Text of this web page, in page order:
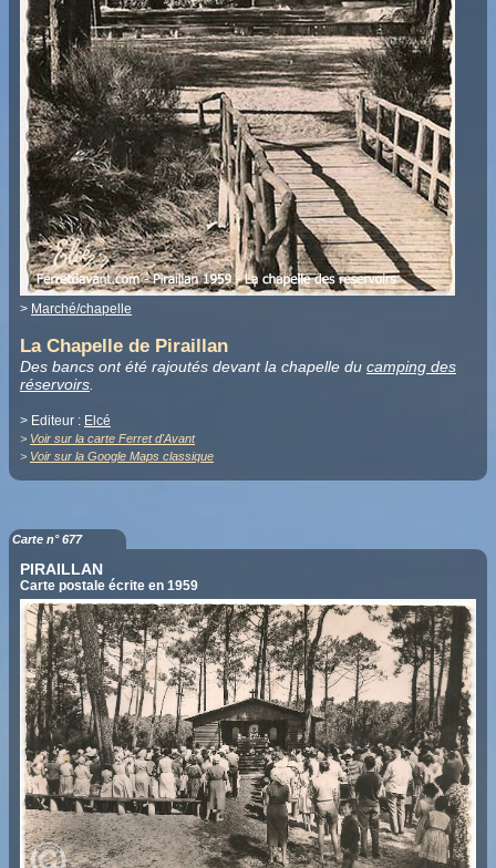
> Marché/chapelle
La Chapelle de Piraillan
Des bancs ont été rajoutés devant la chapelle du camping des
réservoirs
> Editeur : Elcé
> Voir sur la carte Ferret d'Avant
> Voir sur la Google Maps classique
Carte n° 677
PIRAILLAN
Carte postale écrite en 1959